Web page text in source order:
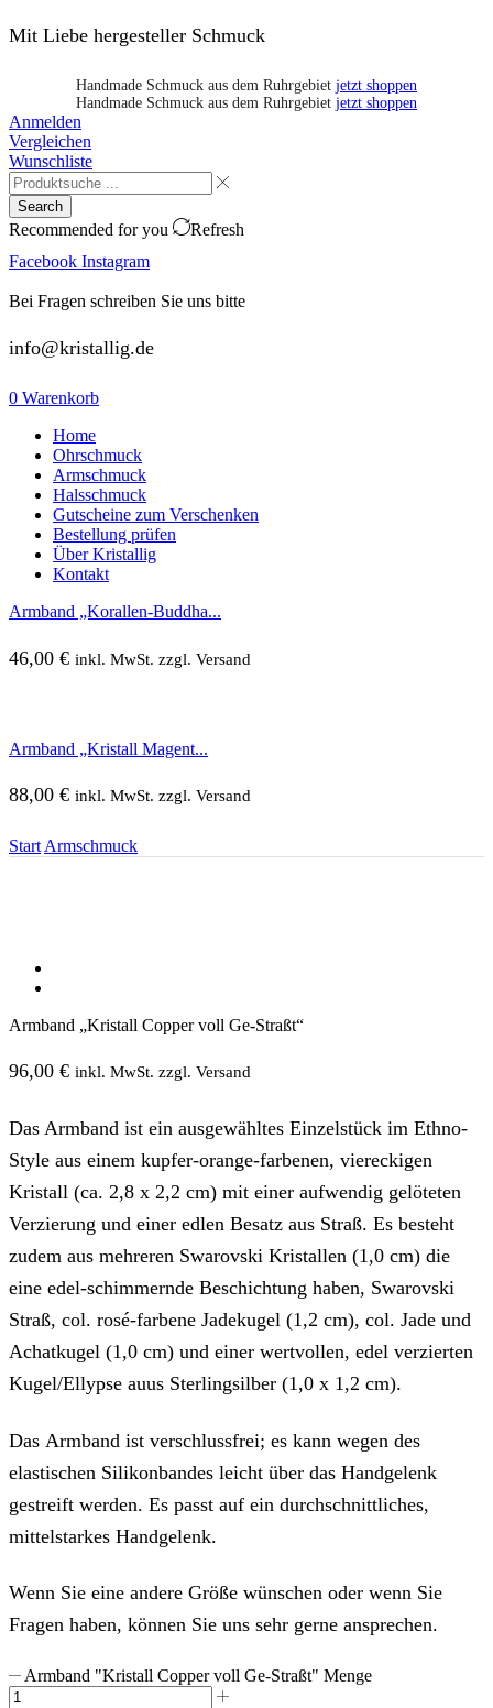
Mit Liebe hergesteller Schmuck
Handmade Schmuck aus dem Ruhrgebiet jetzt shoppen
Handmade Schmuck aus dem Ruhrgebiet jetzt shoppen
Anmelden
Vergleichen
Wunschliste
Search
Recommended for you
Refresh
Facebook Instagram
Bei Fragen schreiben Sie uns bitte
info@kristallig.de
0 Warenkorb
Home
Ohrschmuck
Armschmuck
Halsschmuck
Gutscheine zum Verschenken
Bestellung prüfen
Über Kristallig
Kontakt
Armband „Korallen-Buddha...
46,00 € inkl. MwSt. zzgl. Versand
Armband „Kristall Magent...
88,00 € inkl. MwSt. zzgl. Versand
Start Armschmuck
Armband „Kristall Copper voll Ge-Straßt“
96,00 € inkl. MwSt. zzgl. Versand
Das Armband ist ein ausgewähltes Einzelstück im Ethno-
Style aus einem kupfer-orange-farbenen, viereckigen
Kristall (ca. 2,8 x 2,2 cm) mit einer aufwendig gelöteten
Verzierung und einer edlen Besatz aus Straß. Es besteht
zudem aus mehreren Swarovski Kristallen (1,0 cm) die
eine edel-schimmernde Beschichtung haben, Swarovski
Straß, col. rosé-farbene Jadekugel (1,2 cm), col. Jade und
Achatkugel (1,0 cm) und einer wertvollen, edel verzierten
Kugel/Ellypse auus Sterlingsilber (1,0 x 1,2 cm).
Das Armband ist verschlussfrei; es kann wegen des
elastischen Silikonbandes leicht über das Handgelenk
gestreift werden. Es passt auf ein durchschnittliches,
mittelstarkes Handgelenk.
Wenn Sie eine andere Größe wünschen oder wenn Sie
Fragen haben, können Sie uns sehr gerne ansprechen.
Armband "Kristall Copper voll Ge-Straßt" Menge